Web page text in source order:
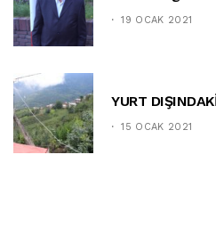
19 OCAK 2021
YURT
15 OCAK 2021